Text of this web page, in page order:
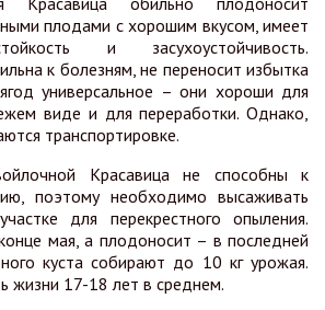
плодами с хорошим вкусом, имеет
и засухоустойчивость.
к болезням, не переносит избытка
универсальное – они хороши для
виде и для переработки. Однако,
транспортировке.
Красавица не способны к
поэтому необходимо высаживать
для перекрестного опыления.
мая, а плодоносит – в последней
куста собирают до 10 кг урожая.
жизни 17-18 лет в среднем.